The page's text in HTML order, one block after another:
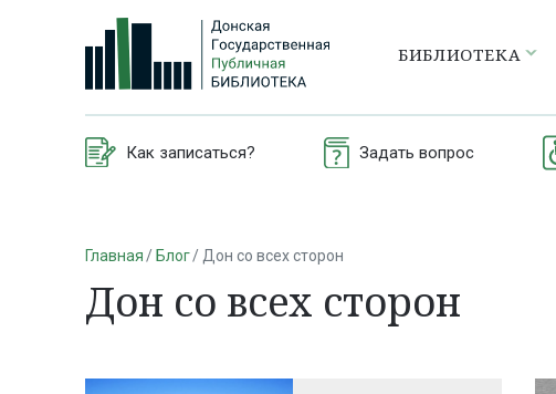
БИБЛИОТЕКА
Как записаться? Задать вопрос
Главная Блог Дон со всех сторон
Дон со всех сторон